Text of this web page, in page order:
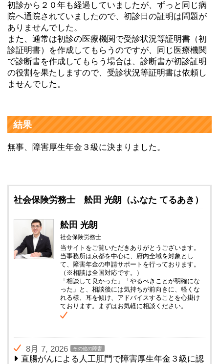
初診から２０年も経過していましたが、ずっと同じ病
院へ通院されていましたので、初診日の証明は問題が
ありませんでした。
また、通常は初診の医療機関で受診状況等証明書（初
診証明書）を作成してもらうのですが、同じ医療機関
で診断書を作成してもらう場合は、診断書が初診証明
の役割を果たしますので、受診状況等証明書は依頼し
ませんでした。
結果
無事、障害厚生年金３級に決まりました。
社会保険労務士 舩田 光朗（ふなた てるあき）
舩田 光朗
社会保険労務士
当サイトをご覧いただきありがとうございます。
当事務所は京都を中心に、府内全域を対象とし
て、障害年金の申請サポートを行っております。
（※相談は全国対応です。）
「相談して良かった」「やるべきことが明確にな
った」と、相談後には気持ちが前向きに、軽くな
れる様、耳を傾け、アドバイスすることを心掛け
ております。まずはお気軽に相談ください。
8月 7, 2026 その他の障害
直腸がんによる人工肛門で障害厚生年金３級に認